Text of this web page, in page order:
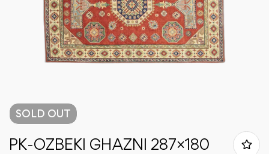
SOLD OUT
PK-OZBEKI GHAZNI 287×180